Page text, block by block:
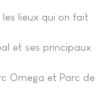
lieux qui on fait
et ses principaux
Omega et Parc de